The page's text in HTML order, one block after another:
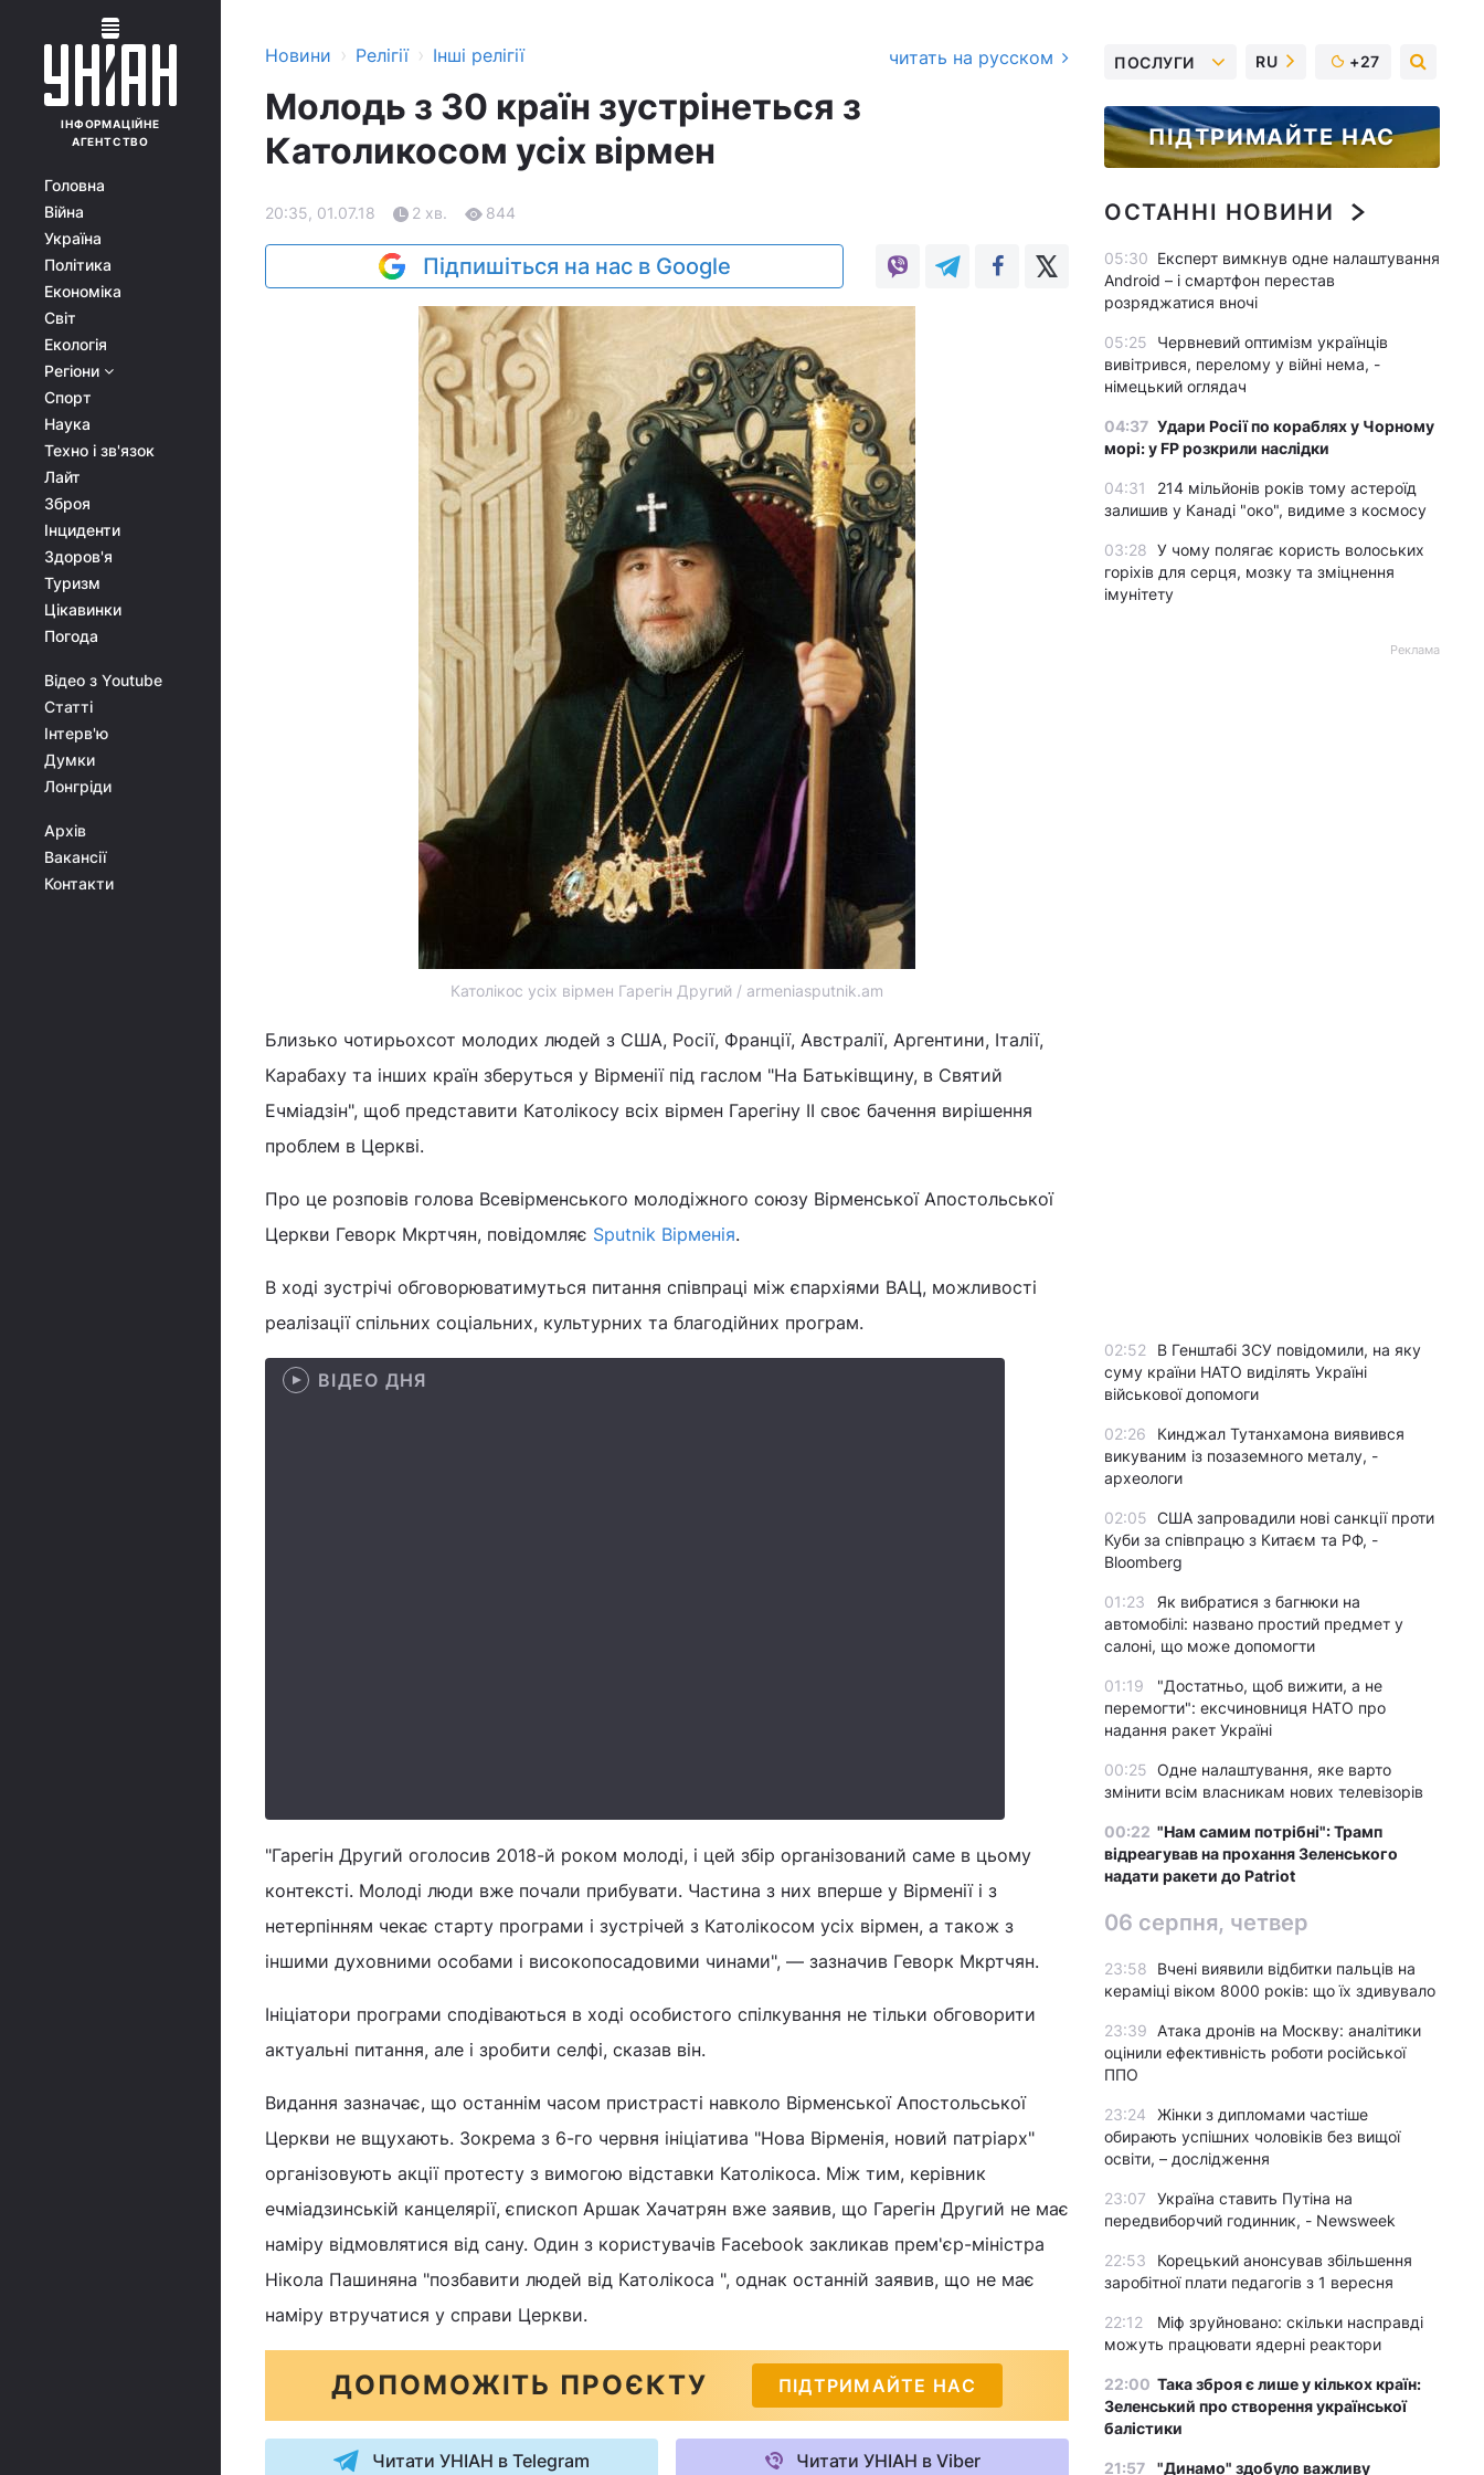
ІНФОРМАЦІЙНЕ
АГЕНТСТВО
Головна
Війна
Україна
Політика
Економіка
Світ
Екологія
Регіони
Спорт
Наука
Техно і зв'язок
Лайт
Зброя
Інциденти
Здоров'я
Туризм
Цікавинки
Погода
Відео з Youtube
Статті
Інтерв'ю
Думки
Лонгріди
Архів
Вакансії
Контакти
Новини › Релігії › Інші релігії читать на русском
Молодь з 30 країн зустрінеться з
Католикосом усіх вірмен
20:35, 01.07.18 2 хв. 844
Підпишіться на нас в Google
Католікос усіх вірмен Гарегін Другий / armeniasputnik.am
Близько чотирьохсот молодих людей з США, Росії, Франції, Австралії, Аргентини, Італії,
Карабаху та інших країн зберуться у Вірменії під гаслом "На Батьківщину, в Святий
Ечміадзін", щоб представити Католікосу всіх вірмен Гарегіну II своє бачення вирішення
проблем в Церкві.
Про це розповів голова Всевірменського молодіжного союзу Вірменської Апостольської
Церкви Геворк Мкртчян, повідомляє Sputnik Вірменія.
В ході зустрічі обговорюватимуться питання співпраці між єпархіями ВАЦ, можливості
реалізації спільних соціальних, культурних та благодійних програм.
ВІДЕО ДНЯ
"Гарегін Другий оголосив 2018-й роком молоді, і цей збір організований саме в цьому
контексті. Молоді люди вже почали прибувати. Частина з них вперше у Вірменії і з
нетерпінням чекає старту програми і зустрічей з Католікосом усіх вірмен, а також з
іншими духовними особами і високопосадовими чинами", — зазначив Геворк Мкртчян.
Ініціатори програми сподіваються в ході особистого спілкування не тільки обговорити
актуальні питання, але і зробити селфі, сказав він.
Видання зазначає, що останнім часом пристрасті навколо Вірменської Апостольської
Церкви не вщухають. Зокрема з 6-го червня ініціатива "Нова Вірменія, новий патріарх"
організовують акції протесту з вимогою відставки Католікоса. Між тим, керівник
ечміадзинській канцелярії, єпископ Аршак Хачатрян вже заявив, що Гарегін Другий не має
наміру відмовлятися від сану. Один з користувачів Facebook закликав прем'єр-міністра
Нікола Пашиняна "позбавити людей від Католікоса ", однак останній заявив, що не має
наміру втручатися у справи Церкви.
ДОПОМОЖІТЬ ПРОЄКТУ ПІДТРИМАЙТЕ НАС
Читати УНІАН в Telegram Читати УНІАН в Viber
ПОСЛУГИ RU +27
ПІДТРИМАЙТЕ НАС
ОСТАННІ НОВИНИ
05:30 Експерт вимкнув одне налаштування
Android – і смартфон перестав
розряджатися вночі
05:25
Червневий оптимізм українців
вивітрився, перелому у війні нема, -
німецький оглядач
04:37 Удари Росії по кораблях у Чорному
морі: у FP розкрили наслідки
04:31
214 мільйонів років тому астероїд
залишив у Канаді "око", видиме з космосу
03:28 У чому полягає користь волоських
горіхів для серця, мозку та зміцнення
імунітету
Реклама
02:52
В Генштабі ЗСУ повідомили, на яку
суму країни НАТО виділять Україні
військової допомоги
02:26
Кинджал Тутанхамона виявився
викуваним із позаземного металу, -
археологи
02:05 США запровадили нові санкції проти
Куби за співпрацю з Китаєм та РФ, -
Bloomberg
01:23
Як вибратися з багнюки на
автомобілі: названо простий предмет у
салоні, що може допомогти
01:19
"Достатньо, щоб вижити, а не
перемогти": ексчиновниця НАТО про
надання ракет Україні
00:25 Одне налаштування, яке варто
змінити всім власникам нових телевізорів
00:22 "Нам самим потрібні": Трамп
відреагував на прохання Зеленського
надати ракети до Patriot
06 серпня, четвер
23:58
Вчені виявили відбитки пальців на
кераміці віком 8000 років: що їх здивувало
23:39
Атака дронів на Москву: аналітики
оцінили ефективність роботи російської
ППО
23:24
Жінки з дипломами частіше
обирають успішних чоловіків без вищої
освіти, – дослідження
23:07
Україна ставить Путіна на
передвиборчий годинник, - Newsweek
22:53
Корецький анонсував збільшення
заробітної плати педагогів з 1 вересня
22:12
Міф зруйновано: скільки насправді
можуть працювати ядерні реактори
22:00 Така зброя є лише у кількох країн:
Зеленський про створення української
балістики
21:57 "Динамо" здобуло важливу